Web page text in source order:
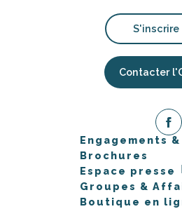
Contacter
Engagements
Brochures
Espace presse
Groupes &
Boutique en